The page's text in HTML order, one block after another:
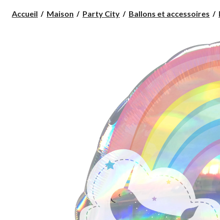
Accueil Maison Party City Ballons et accessoires